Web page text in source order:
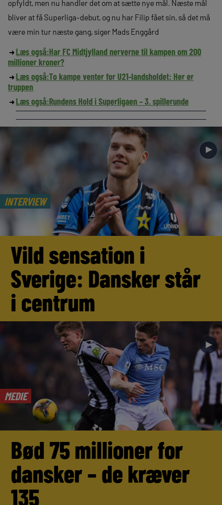
opfyldt, men nu handler det om at sætte nye mål. Næste mål
bliver at få Superliga-debut, og nu har Filip fået sin, så det må
være min tur næste gang, siger Mads Enggård
Læs også:Har FC Midtjylland nerverne til kampen om 200
millioner kroner?
Læs også:To kampe venter for U21-landsholdet: Her er
truppen
Læs også:Rundens Hold i Superligaen – 3. spillerunde
INTERVIEW
►
Vild sensation i
Sverige: Dansker står
i centrum
MEDIE
►
Bød 75 millioner for
dansker – de kræver
135